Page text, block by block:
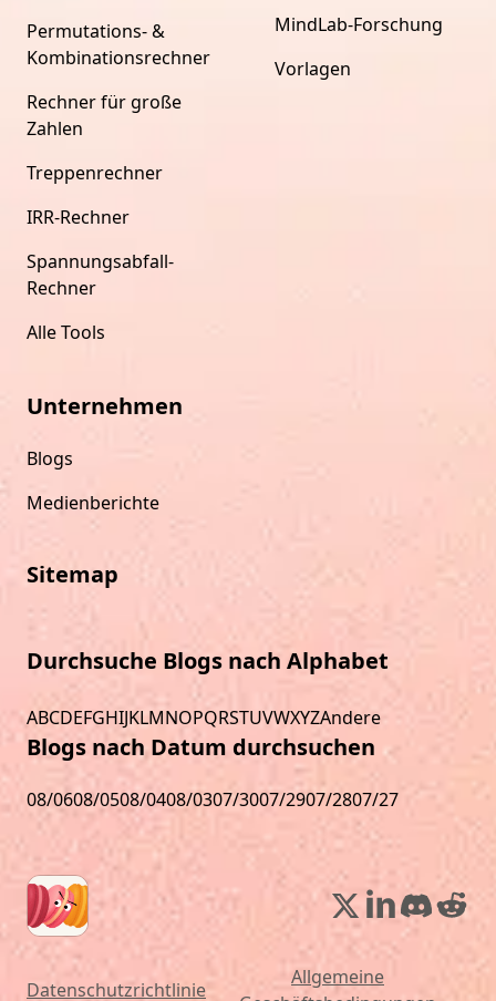
Permutations- &
Kombinationsrechner
Rechner für große
Zahlen
Treppenrechner
IRR-Rechner
Spannungsabfall-
Rechner
Alle Tools
MindLab-Forschung
Vorlagen
Unternehmen
Blogs
Medienberichte
Sitemap
Durchsuche Blogs nach Alphabet
ABCDEFGHIJKLMNOPQRSTUVWXYZAndere
Blogs nach Datum durchsuchen
08/0608/0508/0408/0307/3007/2907/2807/27
Datenschutzrichtlinie
Allgemeine